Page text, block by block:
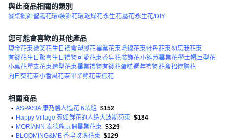
與此商品相關的類別
餐桌擺飾聖誕花環/裝飾花環乾燥花永生花壓花永生花/DIY
您可能會喜歡的其他產品
現金花束微笑花生日禮盒塑膠花畢業花束毛線花束牡丹花束勿忘我花束
有錢花生日驚喜生日禮物 可愛花束香皂花裝飾花小雛菊畢業花學士帽巨型花
小桌花單支花束造型花束畢業禮物有錢花蛋糕週年禮物花盒招待胸花
向日葵花束小香風花束畢業熊花束假花
相關商品
• ASPASIA 康乃馨人造花 6朵組
$152
• Happy Village 宛如鮮花的人造大波斯菊束 $184
• MORIANN 泰德熊玩偶畢業花束 $329
• BLOOMING&ME 香皂玫瑰花束 $129